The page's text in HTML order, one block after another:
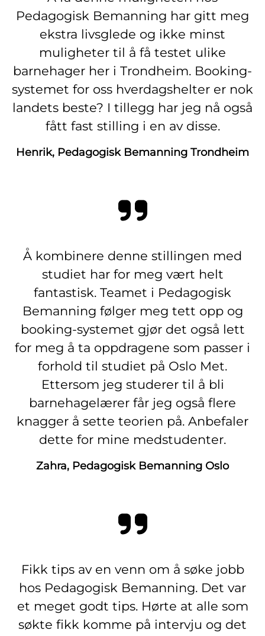
Pedagogisk Bemanning har gitt meg
ekstra livsglede og ikke minst
muligheter til å få testet ulike
barnehager her i Trondheim. Booking-
systemet for oss hverdagshelter er nok
landets beste? I tillegg har jeg nå også
fått fast stilling i en av disse.
Henrik, Pedagogisk Bemanning Trondheim
Å kombinere denne stillingen med
studiet har for meg vært helt
fantastisk. Teamet i Pedagogisk
Bemanning følger meg tett opp og
booking-systemet gjør det også lett
for meg å ta oppdragene som passer i
forhold til studiet på Oslo Met.
Ettersom jeg studerer til å bli
barnehagelærer får jeg også flere
knagger å sette teorien på. Anbefaler
dette for mine medstudenter.
Zahra, Pedagogisk Bemanning Oslo
Fikk tips av en venn om å søke jobb
hos Pedagogisk Bemanning. Det var
et meget godt tips. Hørte at alle som
søkte fikk komme på intervju og det